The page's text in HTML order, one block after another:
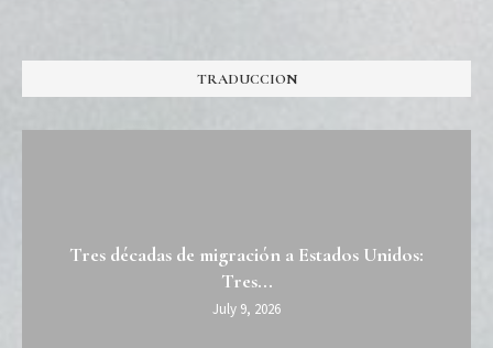
TRADUCCION
Tres décadas de migración a Estados Unidos:
Tres...
July 9, 2026